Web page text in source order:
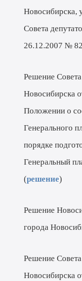
Новосибирска,
Совета
26.12.2007 №
Решение
Новосибирска
Положении о
Генерального
порядке
Генеральный
(решение)
Решение
города
Решение
Новосибирска